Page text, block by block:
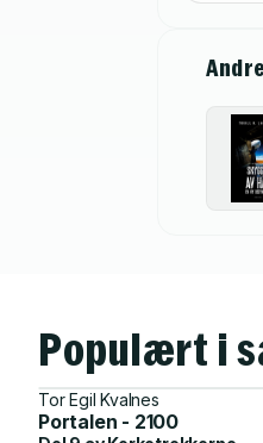
Populært i
Tor Egil Kvalnes
Portalen - 2100